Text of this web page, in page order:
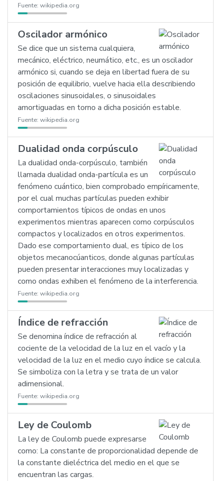
Fuente: wikipedia.org
Oscilador armónico
Se dice que un sistema cualquiera,
mecánico, eléctrico, neumático, etc., es un oscilador
armónico si, cuando se deja en libertad fuera de su
posición de equilibrio, vuelve hacia ella describiendo
oscilaciones sinusoidales, o sinusoidales
amortiguadas en torno a dicha posición estable.
Fuente: wikipedia.org
Dualidad onda corpúsculo
La dualidad onda-corpúsculo, también
llamada dualidad onda-partícula es un
fenómeno cuántico, bien comprobado empíricamente,
por el cual muchas partículas pueden exhibir
comportamientos típicos de ondas en unos
experimentos mientras aparecen como corpúsculos
compactos y localizados en otros experimentos.
Dado ese comportamiento dual, es típico de los
objetos mecanocúanticos, donde algunas partículas
pueden presentar interacciones muy localizadas y
como ondas exhiben el fenómeno de la interferencia.
Fuente: wikipedia.org
Índice de refracción
Se denomina índice de refracción al
cociente de la velocidad de la luz en el vacío y la
velocidad de la luz en el medio cuyo índice se calcula.
Se simboliza con la letra y se trata de un valor
adimensional.
Fuente: wikipedia.org
Ley de Coulomb
La ley de Coulomb puede expresarse
como: La constante de proporcionalidad depende de
la constante dieléctrica del medio en el que se
encuentran las cargas.